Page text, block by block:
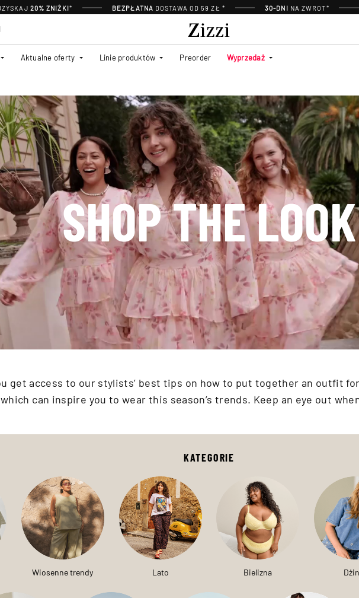
20% ZNIŻKI* BEZPŁATNA DOSTAWA OD 59 ZŁ * 30-DNI NA ZWROT*
Aktualne oferty Linie produktów Preorder Wyprzedaż
SHOP THE LOOK
get access to our stylists’ best tips on how to put together an outfit
can inspire you to wear this season’s trends. Keep an eye out
KATEGORIE
Wiosenne trendy Lato Bielizna